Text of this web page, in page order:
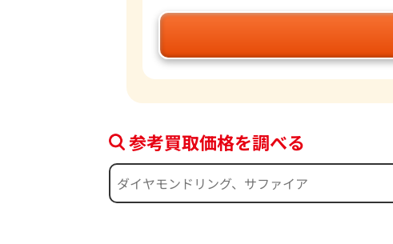
参考買取価格を調べる